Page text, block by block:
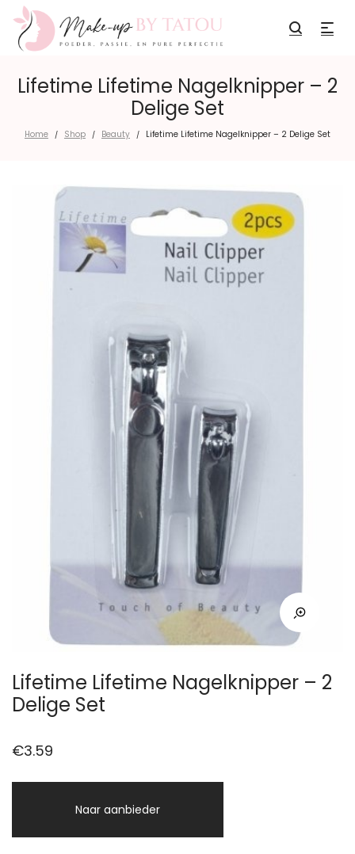
Lifetime Lifetime Nagelknipper – 2
Delige Set
Home / Shop / Beauty / Lifetime Lifetime Nagelknipper – 2 Delige Set
Lifetime Lifetime Nagelknipper – 2
Delige Set
€3.59
Naar aanbieder